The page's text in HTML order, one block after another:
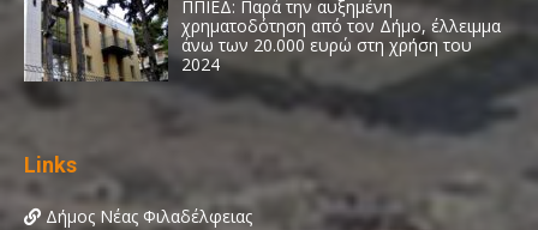
Links
Δήμος Νέας Φιλαδέλφειας